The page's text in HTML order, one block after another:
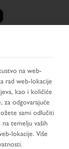
JEZIK
na web-
rad web-lokacije
kao i količiće
za odgovarajuće
sami odlučiti
temelju vaših
lokacije. Više